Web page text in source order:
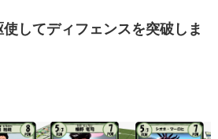
してディフェンスを突破しま